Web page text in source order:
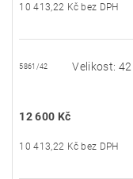
10 413,22 Kč bez DPH
5861/42 Velikost: 42
12 600 Kč
10 413,22 Kč bez DPH